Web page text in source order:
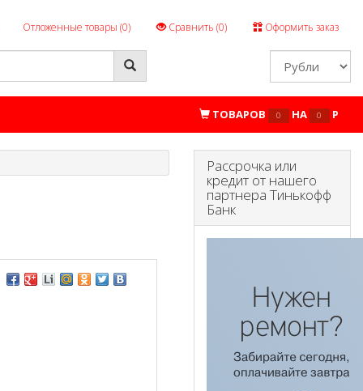
Отложенные товары (0) Сравнить (0) Оформить заказ
ТОВАРОВ 0 НА 0 P
Рассрочка или
кредит от нашего
партнера Тинькофф
Банк